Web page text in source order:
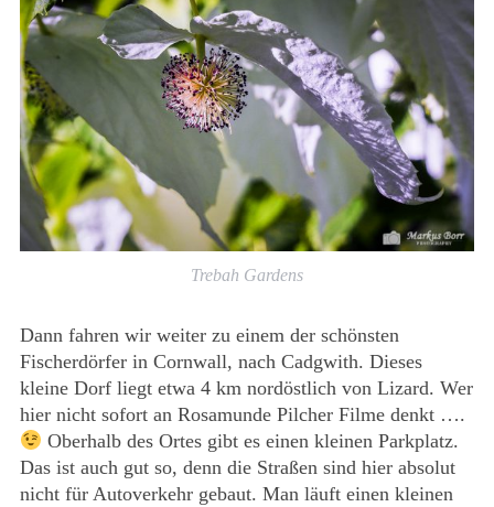
Trebah Gardens
Dann fahren wir weiter zu einem der schönsten
Fischerdörfer in Cornwall, nach Cadgwith. Dieses
kleine Dorf liegt etwa 4 km nordöstlich von Lizard. Wer
hier nicht sofort an Rosamunde Pilcher Filme denkt ….
Oberhalb des Ortes gibt es einen kleinen Parkplatz.
Das ist auch gut so, denn die Straßen sind hier absolut
nicht für Autoverkehr gebaut. Man läuft einen kleinen